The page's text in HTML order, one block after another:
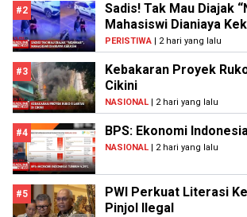
#2
Sadis! Tak Mau Diajak
Mahasiswi Dianiaya
PERISTIWA | 2 hari yang lalu
#3
Kebakaran Proyek
Cikini
NASIONAL | 2 hari yang lalu
#4 BPS: Ekonomi
NASIONAL | 2 hari yang lalu
#5
PWI Perkuat Literasi
Pinjol Ilegal